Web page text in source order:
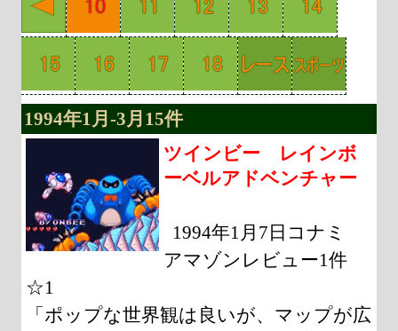
1994年1月-3月15件
ツインビー レインボ
ーベルアドベンチャー
1994年1月7日コナミ
アマゾンレビュー1件
☆1
「ポップな世界観は良いが、マップが広